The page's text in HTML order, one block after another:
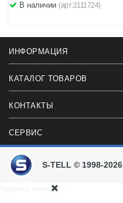
В наличии (арт:2111724)
ИНФОРМАЦИЯ
КАТАЛОГ ТОВАРОВ
КОНТАКТЫ
СЕРВИС
S-TELL © 1998-2026